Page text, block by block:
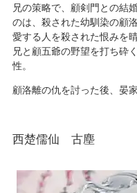
兄の策略で、顧剣門との結
のは、殺された幼馴染の顧
愛する人を殺された恨みを
兄と顧五爺の野望を打ち砕
性。
顧洛離の仇を討った後、晏
西楚儒仙 古塵